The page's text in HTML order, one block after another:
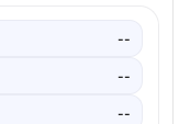
durumuna --
--
--